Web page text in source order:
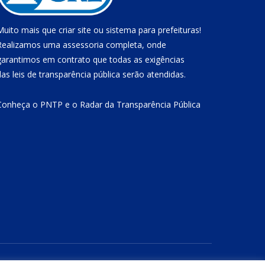
mais que criar site ou sistema para prefeituras!
uma assessoria completa, onde
em contrato que todas as exigências
leis de transparência pública serão atendidas.
o PNTP e o Radar da Transparência Pública